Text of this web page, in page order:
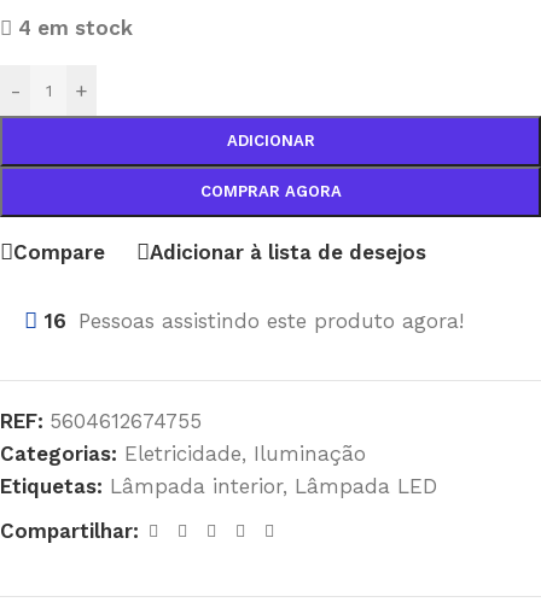
4 em stock
- +
ADICIONAR
COMPRAR AGORA
Compare Adicionar à lista de desejos
16 Pessoas assistindo este produto agora!
REF: 5604612674755
Categorias: Eletricidade, Iluminação
Etiquetas: Lâmpada interior, Lâmpada LED
Compartilhar: